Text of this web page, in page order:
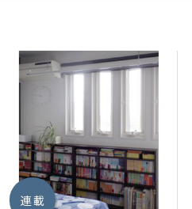
連 載